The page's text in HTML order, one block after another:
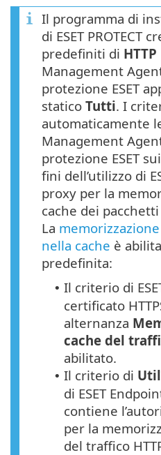
Il programma di
di ESET PROTECT
predefiniti di
Management
protezione ESET
statico Tutti. I
automaticamente
Management
protezione ESET
fini dell’utilizzo di
proxy per la
cache dei
La
nella cache è
predefinita:
• Il criterio di
certificato
alternanza
cache del
abilitato.
• Il criterio di
di ESET
contiene
per la
del traffico